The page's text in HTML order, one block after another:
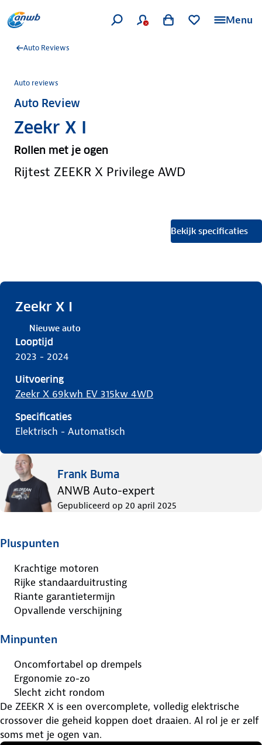
Menu
Auto Reviews
Auto reviews
Auto Review
Zeekr X I
Rollen met je ogen
Rijtest ZEEKR X Privilege AWD
Bekijk specificaties
Zeekr X I
Nieuwe auto
Looptijd
2023 - 2024
Uitvoering
Zeekr X 69kwh EV 315kw 4WD
Specificaties
elektrisch - automatisch
Frank Buma
ANWB Auto-expert
Gepubliceerd op 20 april 2025
Pluspunten
Krachtige motoren
Rijke standaarduitrusting
Riante garantietermijn
Opvallende verschijning
Minpunten
Oncomfortabel op drempels
Ergonomie zo-zo
Slecht zicht rondom
De ZEEKR X is een overcomplete, volledig elektrische
crossover die geheid koppen doet draaien. Al rol je er zelf
soms met je ogen van.